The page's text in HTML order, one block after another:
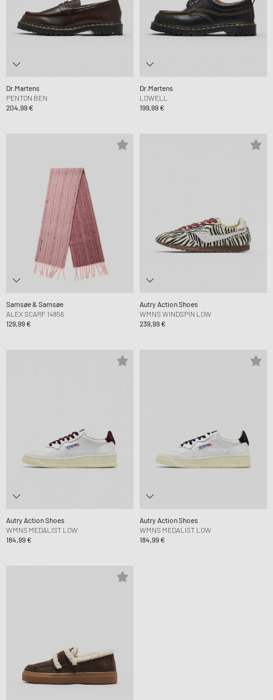
Dr.Martens
PENTON BEN
204,99 €
Dr.Martens
LOWELL
199,99 €
Samsøe & Samsøe
ALEX SCARF 14856
129,99 €
Autry Action Shoes
WMNS WINDSPIN LOW
239,99 €
Autry Action Shoes
WMNS MEDALIST LOW
184,99 €
Autry Action Shoes
WMNS MEDALIST LOW
184,99 €